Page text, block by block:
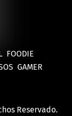
FOODIE
GAMER
Reservado.